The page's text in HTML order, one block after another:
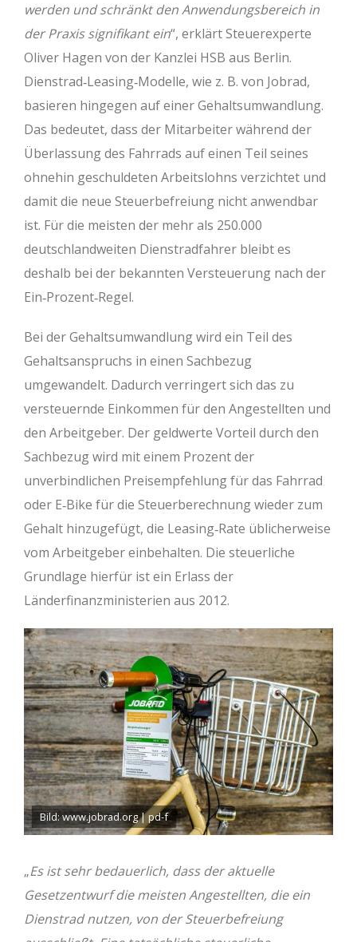
werden und schränkt den Anwendungsbereich in
der Praxis signifikant ein“, erklärt Steuerexperte
Oliver Hagen von der Kanzlei HSB aus Berlin.
Dienstrad‐Leasing‐Modelle, wie z. B. von Jobrad,
basieren hingegen auf einer Gehaltsumwandlung.
Das bedeutet, dass der Mitarbeiter während der
Überlassung des Fahrrads auf einen Teil seines
ohnehin geschuldeten Arbeitslohns verzichtet und
damit die neue Steuerbefreiung nicht anwendbar
ist. Für die meisten der mehr als 250.000
deutschlandweiten Dienstradfahrer bleibt es
deshalb bei der bekannten Versteuerung nach der
Ein‐Prozent‐Regel.
Bei der Gehaltsumwandlung wird ein Teil des
Gehaltsanspruchs in einen Sachbezug
umgewandelt. Dadurch verringert sich das zu
versteuernde Einkommen für den Angestellten und
den Arbeitgeber. Der geldwerte Vorteil durch den
Sachbezug wird mit einem Prozent der
unverbindlichen Preisempfehlung für das Fahrrad
oder E‐Bike für die Steuerberechnung wieder zum
Gehalt hinzugefügt, die Leasing‐Rate üblicherweise
vom Arbeitgeber einbehalten. Die steuerliche
Grundlage hierfür ist ein Erlass der
Länderfinanzministerien aus 2012.
Bild: www.jobrad.org | pd-f
„Es ist sehr bedauerlich, dass der aktuelle
Gesetzentwurf die meisten Angestellten, die ein
Dienstrad nutzen, von der Steuerbefreiung